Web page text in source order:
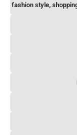
fashion style,